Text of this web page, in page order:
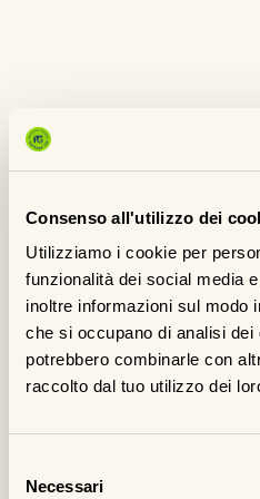
Consenso all'utilizzo dei
Utilizziamo i cookie per
funzionalità dei social media
inoltre informazioni sul modo
che si occupano di analisi
potrebbero combinarle con
raccolto dal tuo utilizzo dei
delNecessari